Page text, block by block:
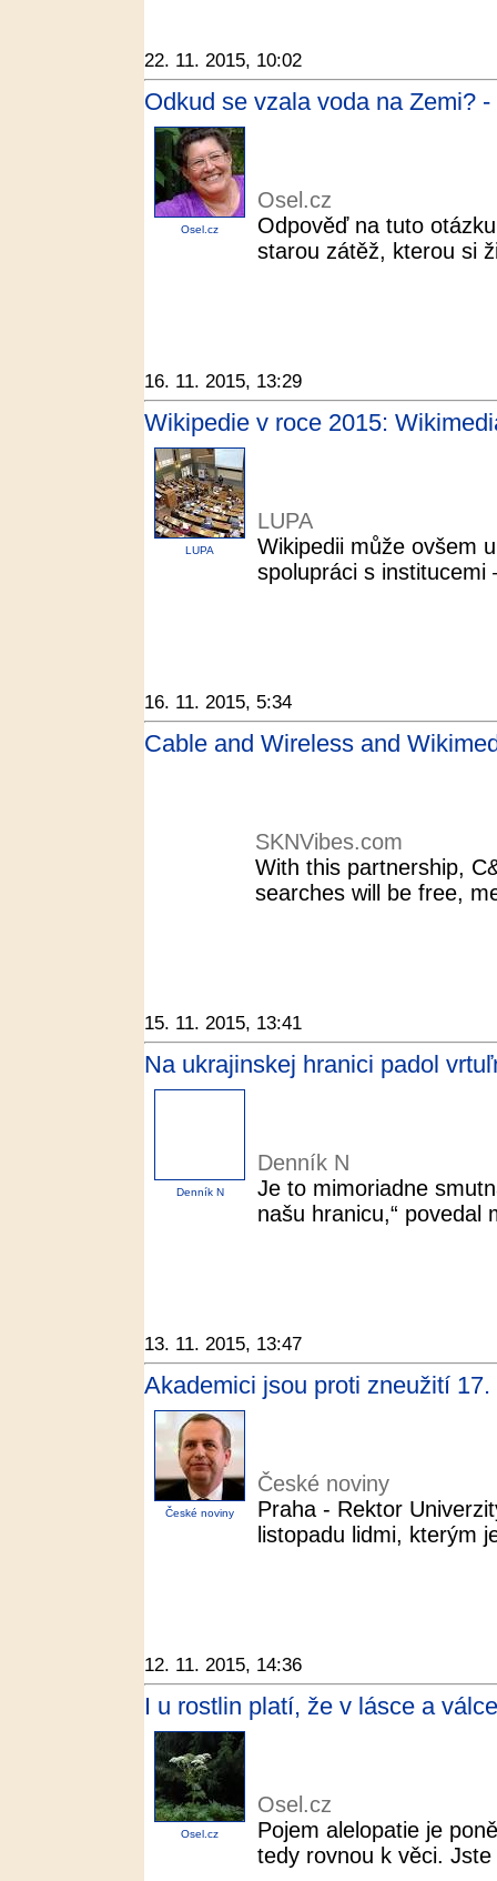
22. 11. 2015, 10:02
Odkud se vzala voda na Zemi?
Osel.cz
Osel.cz
Odpověď na tuto
starou zátěž, kterou si
16. 11. 2015, 13:29
Wikipedie v roce 2015:
LUPA
LUPA
Wikipedii může ovšem
spolupráci s
16. 11. 2015, 5:34
Cable and Wireless and
SKNVibes.com
With this partnership,
searches will be free,
15. 11. 2015, 13:41
Na ukrajinskej hranici padol
Denník N
Denník N
Je to mimoriadne
našu hranicu,“
13. 11. 2015, 13:47
Akademici jsou proti zneužití
České noviny
České noviny
Praha - Rektor
listopadu lidmi, kterým
12. 11. 2015, 14:36
I u rostlin platí, že v lásce a
Osel.cz
Osel.cz
Pojem alelopatie je
tedy rovnou k věci.